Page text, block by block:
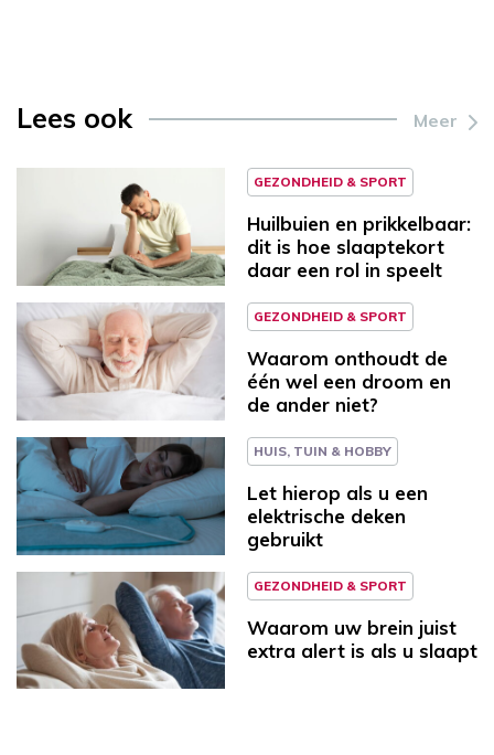
Lees ook Meer
GEZONDHEID & SPORT
Huilbuien en prikkelbaar:
dit is hoe slaaptekort
daar een rol in speelt
GEZONDHEID & SPORT
Waarom onthoudt de
één wel een droom en
de ander niet?
HUIS, TUIN & HOBBY
Let hierop als u een
elektrische deken
gebruikt
GEZONDHEID & SPORT
Waarom uw brein juist
extra alert is als u slaapt